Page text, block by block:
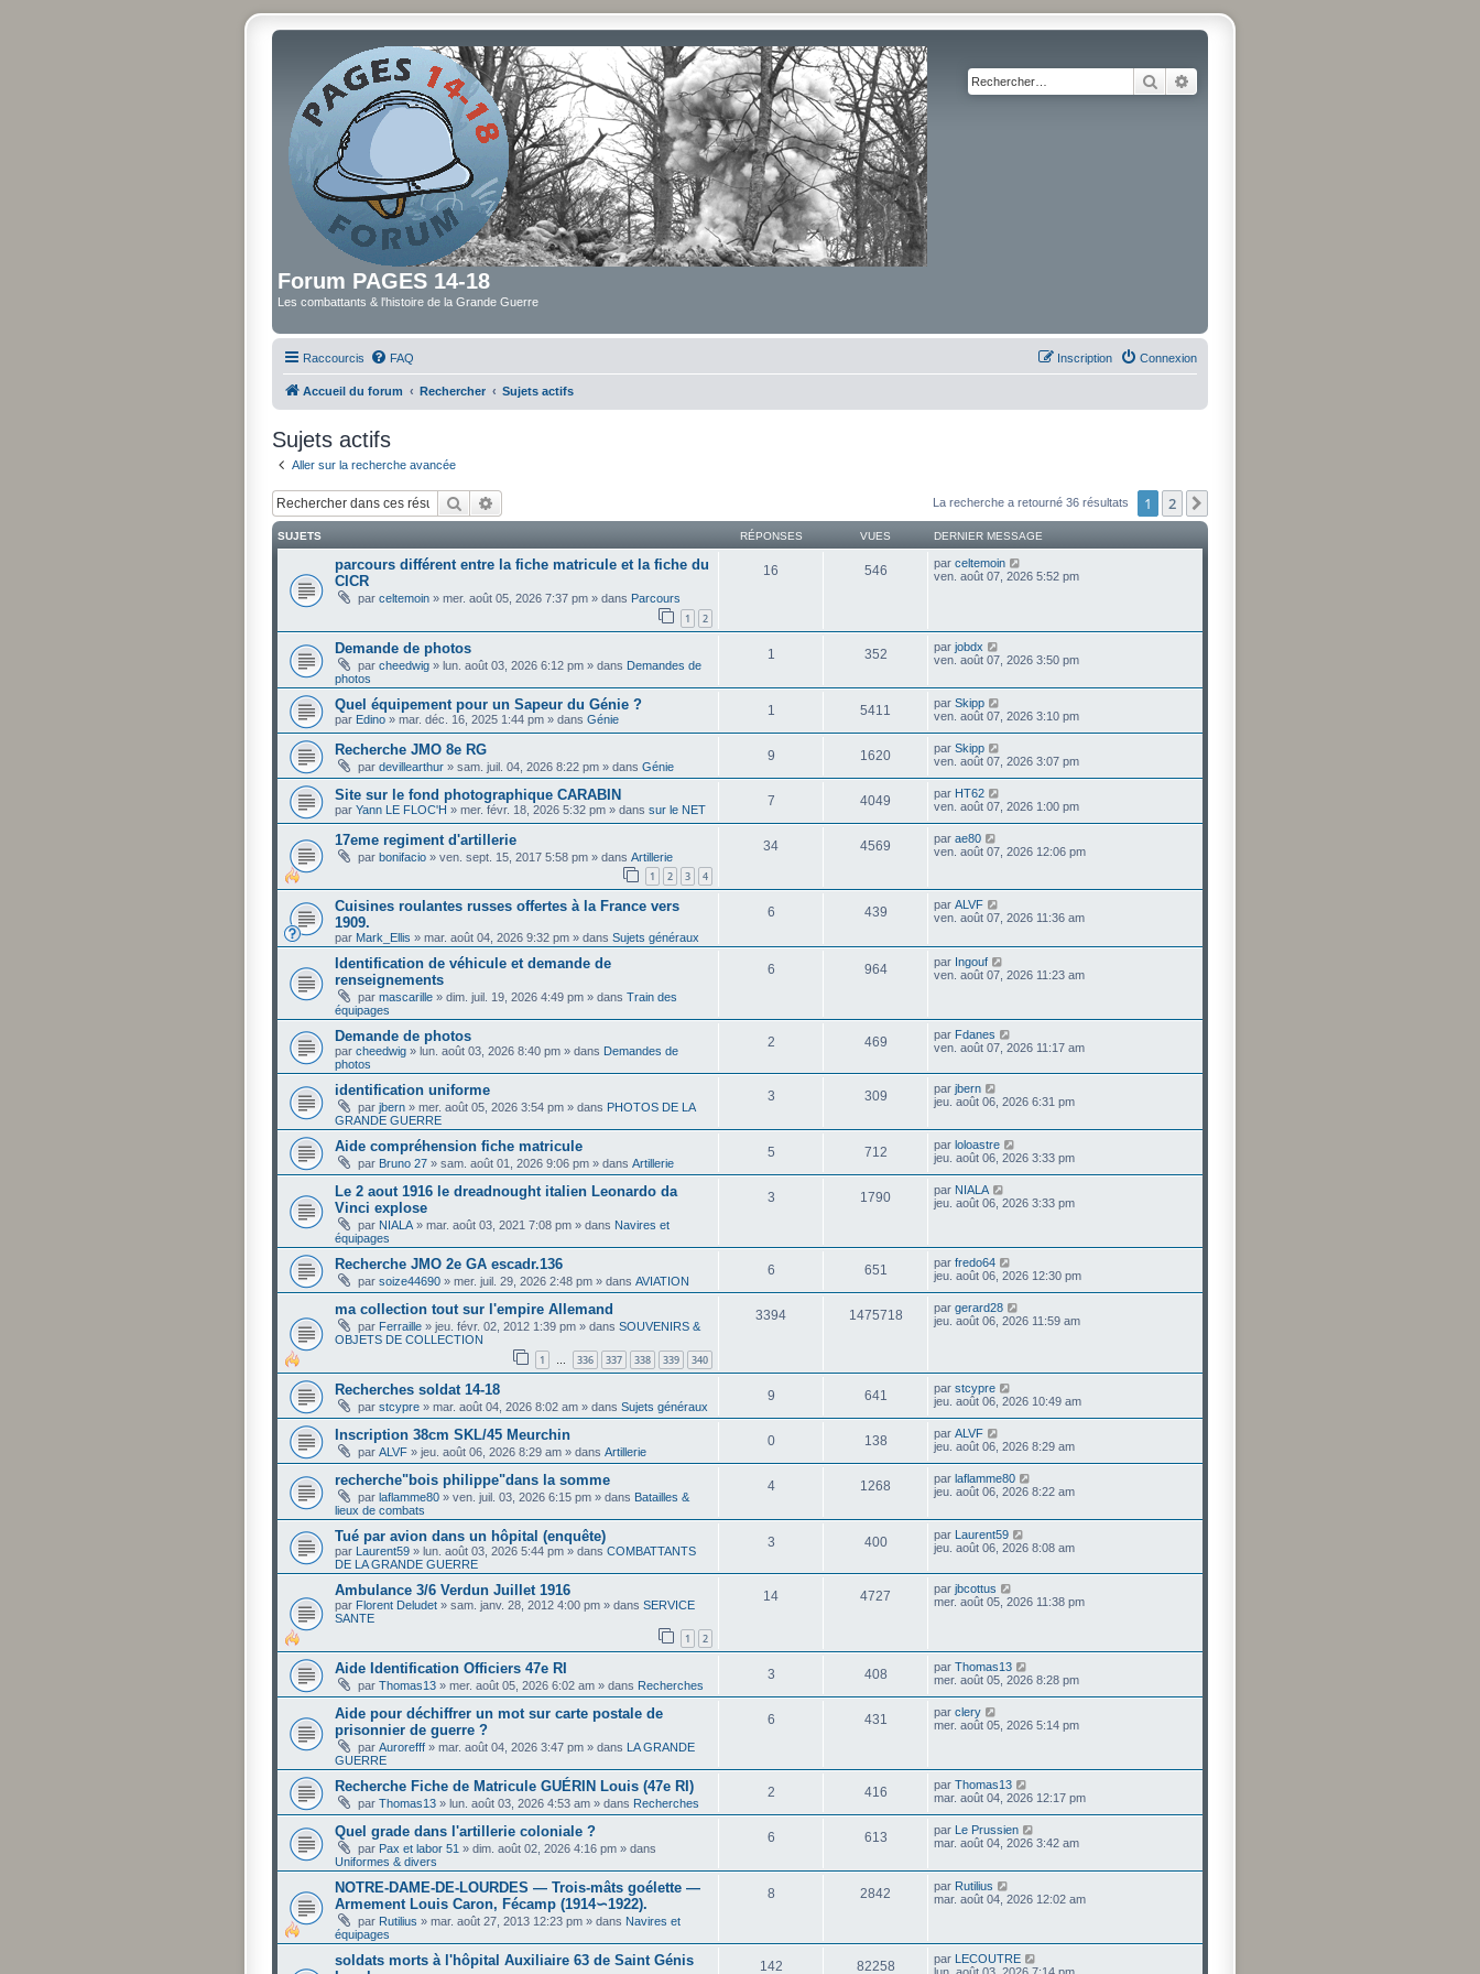
Forum PAGES 14-18
Les combattants & l'histoire de la Grande Guerre
Rechercher
Raccourcis FAQ Connexion
Inscription
Accueil du forum Rechercher Sujets actifs
Sujets actifs
Aller sur la recherche avancée
Rechercher La recherche a retourné 36 résultats 1 2
SUJETS RÉPONSES VUES DERNIER MESSAGE
parcours différent entre la fiche matricule et la fiche du
CICR
par celtemoin » mer. août 05, 2026 7:37 pm » dans Parcours
1 2
16 546 par celtemoin
ven. août 07, 2026 5:52 pm
Demande de photos
par cheedwig » lun. août 03, 2026 6:12 pm » dans Demandes de
photos
1 352 par jobdx
ven. août 07, 2026 3:50 pm
Quel équipement pour un Sapeur du Génie ?
par Edino » mar. déc. 16, 2025 1:44 pm » dans Génie
1 5411 par Skipp
ven. août 07, 2026 3:10 pm
Recherche JMO 8e RG
par devillearthur » sam. juil. 04, 2026 8:22 pm » dans Génie
9 1620 par Skipp
ven. août 07, 2026 3:07 pm
Site sur le fond photographique CARABIN
par Yann LE FLOC'H » mer. févr. 18, 2026 5:32 pm » dans sur le NET
7 4049 par HT62
ven. août 07, 2026 1:00 pm
17eme regiment d'artillerie
par bonifacio » ven. sept. 15, 2017 5:58 pm » dans Artillerie
1 2 3 4
34 4569 par ae80
ven. août 07, 2026 12:06 pm
Cuisines roulantes russes offertes à la France vers
1909.
par Mark_Ellis » mar. août 04, 2026 9:32 pm » dans Sujets généraux
6 439 par ALVF
ven. août 07, 2026 11:36 am
Identification de véhicule et demande de
renseignements
par mascarille » dim. juil. 19, 2026 4:49 pm » dans Train des
équipages
6 964 par Ingouf
ven. août 07, 2026 11:23 am
Demande de photos
par cheedwig » lun. août 03, 2026 8:40 pm » dans Demandes de
photos
2 469 par Fdanes
ven. août 07, 2026 11:17 am
identification uniforme
par jbern » mer. août 05, 2026 3:54 pm » dans PHOTOS DE LA
GRANDE GUERRE
3 309 par jbern
jeu. août 06, 2026 6:31 pm
Aide compréhension fiche matricule
par Bruno 27 » sam. août 01, 2026 9:06 pm » dans Artillerie
5 712 par loloastre
jeu. août 06, 2026 3:33 pm
Le 2 aout 1916 le dreadnought italien Leonardo da
Vinci explose
par NIALA » mar. août 03, 2021 7:08 pm » dans Navires et
équipages
3 1790 par NIALA
jeu. août 06, 2026 3:33 pm
Recherche JMO 2e GA escadr.136
par soize44690 » mer. juil. 29, 2026 2:48 pm » dans AVIATION
6 651 par fredo64
jeu. août 06, 2026 12:30 pm
ma collection tout sur l'empire Allemand
par Ferraille » jeu. févr. 02, 2012 1:39 pm » dans SOUVENIRS &
OBJETS DE COLLECTION
1 … 336 337 338 339 340
3394 1475718 par gerard28
jeu. août 06, 2026 11:59 am
Recherches soldat 14-18
par stcypre » mar. août 04, 2026 8:02 am » dans Sujets généraux
9 641 par stcypre
jeu. août 06, 2026 10:49 am
Inscription 38cm SKL/45 Meurchin
par ALVF » jeu. août 06, 2026 8:29 am » dans Artillerie
0 138 par ALVF
jeu. août 06, 2026 8:29 am
recherche"bois philippe"dans la somme
par laflamme80 » ven. juil. 03, 2026 6:15 pm » dans Batailles &
lieux de combats
4 1268 par laflamme80
jeu. août 06, 2026 8:22 am
Tué par avion dans un hôpital (enquête)
par Laurent59 » lun. août 03, 2026 5:44 pm » dans COMBATTANTS
DE LA GRANDE GUERRE
3 400 par Laurent59
jeu. août 06, 2026 8:08 am
Ambulance 3/6 Verdun Juillet 1916
par Florent Deludet » sam. janv. 28, 2012 4:00 pm » dans SERVICE
SANTE
1 2
14 4727 par jbcottus
mer. août 05, 2026 11:38 pm
Aide Identification Officiers 47e RI
par Thomas13 » mer. août 05, 2026 6:02 am » dans Recherches
3 408 par Thomas13
mer. août 05, 2026 8:28 pm
Aide pour déchiffrer un mot sur carte postale de
prisonnier de guerre ?
par Aurorefff » mar. août 04, 2026 3:47 pm » dans LA GRANDE
GUERRE
6 431 par clery
mer. août 05, 2026 5:14 pm
Recherche Fiche de Matricule GUÉRIN Louis (47e RI)
par Thomas13 » lun. août 03, 2026 4:53 am » dans Recherches
2 416 par Thomas13
mar. août 04, 2026 12:17 pm
Quel grade dans l'artillerie coloniale ?
par Pax et labor 51 » dim. août 02, 2026 4:16 pm » dans
Uniformes & divers
6 613 par Le Prussien
mar. août 04, 2026 3:42 am
NOTRE-DAME-DE-LOURDES — Trois-mâts goélette —
Armement Louis Caron, Fécamp (1914∽1922).
par Rutilius » mar. août 27, 2013 12:23 pm » dans Navires et
équipages
8 2842 par Rutilius
mar. août 04, 2026 12:02 am
soldats morts à l'hôpital Auxiliaire 63 de Saint Génis
142 82258 par LECOUTRE
lun. août 03, 2026 7:14 pm